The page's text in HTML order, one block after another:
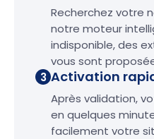
Recherchez votre
notre moteur
indisponible, des
vous sont
3 Activation
Après validation,
en quelques
facilement votre